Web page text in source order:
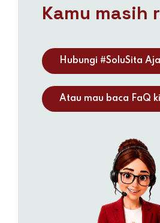
Kamu masih
Hubungi #SoluSita
Atau mau baca FaQ